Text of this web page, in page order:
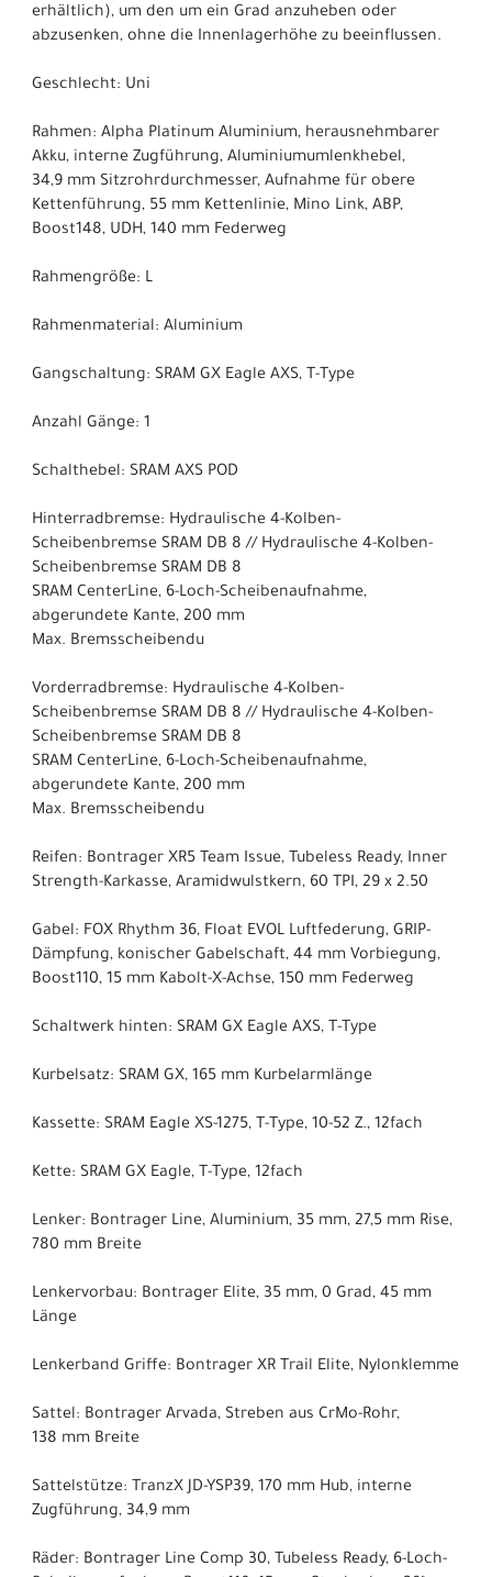
erhältlich), um den um ein Grad anzuheben oder
abzusenken, ohne die Innenlagerhöhe zu beeinflussen.
Geschlecht: Uni
Rahmen: Alpha Platinum Aluminium, herausnehmbarer
Akku, interne Zugführung, Aluminiumumlenkhebel,
34,9 mm Sitzrohrdurchmesser, Aufnahme für obere
Kettenführung, 55 mm Kettenlinie, Mino Link, ABP,
Boost148, UDH, 140 mm Federweg
Rahmengröße: L
Rahmenmaterial: Aluminium
Gangschaltung: SRAM GX Eagle AXS, T-Type
Anzahl Gänge: 1
Schalthebel: SRAM AXS POD
Hinterradbremse: Hydraulische 4-Kolben-
Scheibenbremse SRAM DB 8 // Hydraulische 4-Kolben-
Scheibenbremse SRAM DB 8
SRAM CenterLine, 6-Loch-Scheibenaufnahme,
abgerundete Kante, 200 mm
Max. Bremsscheibendu
Vorderradbremse: Hydraulische 4-Kolben-
Scheibenbremse SRAM DB 8 // Hydraulische 4-Kolben-
Scheibenbremse SRAM DB 8
SRAM CenterLine, 6-Loch-Scheibenaufnahme,
abgerundete Kante, 200 mm
Max. Bremsscheibendu
Reifen: Bontrager XR5 Team Issue, Tubeless Ready, Inner
Strength-Karkasse, Aramidwulstkern, 60 TPI, 29 x 2.50
Gabel: FOX Rhythm 36, Float EVOL Luftfederung, GRIP-
Dämpfung, konischer Gabelschaft, 44 mm Vorbiegung,
Boost110, 15 mm Kabolt-X-Achse, 150 mm Federweg
Schaltwerk hinten: SRAM GX Eagle AXS, T-Type
Kurbelsatz: SRAM GX, 165 mm Kurbelarmlänge
Kassette: SRAM Eagle XS-1275, T-Type, 10-52 Z., 12fach
Kette: SRAM GX Eagle, T-Type, 12fach
Lenker: Bontrager Line, Aluminium, 35 mm, 27,5 mm Rise,
780 mm Breite
Lenkervorbau: Bontrager Elite, 35 mm, 0 Grad, 45 mm
Länge
Lenkerband Griffe: Bontrager XR Trail Elite, Nylonklemme
Sattel: Bontrager Arvada, Streben aus CrMo-Rohr,
138 mm Breite
Sattelstütze: TranzX JD-YSP39, 170 mm Hub, interne
Zugführung, 34,9 mm
Räder: Bontrager Line Comp 30, Tubeless Ready, 6-Loch-